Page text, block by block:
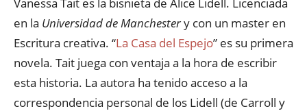
en la Universidad de Manchestery con un master en
Escritura creativa. “La Casa del Espejo” es su primera
novela. Tait juega con ventaja a la hora de escribir
esta historia. La autora ha tenido acceso a la
correspondencia personal de los Lidell (de Carroll y